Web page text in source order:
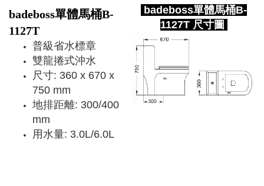
badeboss單體馬桶B-
1127T
普級省水標章
雙龍捲式沖水
尺寸: 360 x 670 x
750 mm
地排距離: 300/400
mm
用水量: 3.0L/6.0L
badeboss單體馬桶B-
1127T 尺寸圖